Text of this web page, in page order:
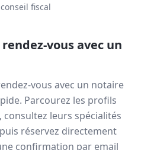
fiscal
vous avec un
vous avec un notaire
Parcourez les profils
leurs spécialités
réservez directement
confirmation par email